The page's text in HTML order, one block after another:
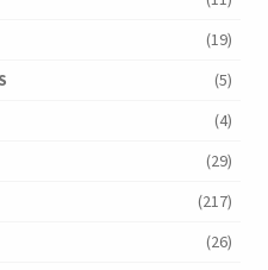
(19)
(5)
(4)
(29)
(217)
(26)